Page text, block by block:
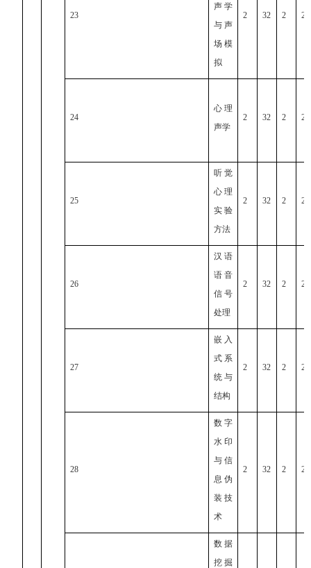
23
声学
与声
场模
拟
2 32 2 2
24
心理
声学
2 32 2 2
25
听觉
心理
实验
方法
2 32 2 2
26
汉语
语音
信号
处理
2 32 2 2
27
嵌入
式系
统与
结构
2 32 2 2
28
数字
水印
与信
息伪
装技
术
2 32 2 2
数据
挖掘